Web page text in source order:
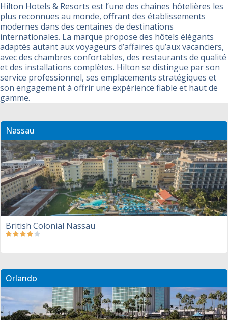
Hilton Hotels & Resorts est l’une des chaînes hôtelières les
plus reconnues au monde, offrant des établissements
modernes dans des centaines de destinations
internationales. La marque propose des hôtels élégants
adaptés autant aux voyageurs d’affaires qu’aux vacanciers,
avec des chambres confortables, des restaurants de qualité
et des installations complètes. Hilton se distingue par son
service professionnel, ses emplacements stratégiques et
son engagement à offrir une expérience fiable et haut de
gamme.
Nassau
British Colonial Nassau
Orlando